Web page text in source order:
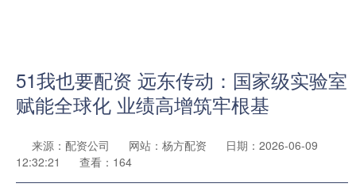
51我也要配资 远东传动：国家级实验室
赋能全球化 业绩高增筑牢根基
来源：配资公司 网站：杨方配资
日期：2026-06-09
12:32:21
查看：164